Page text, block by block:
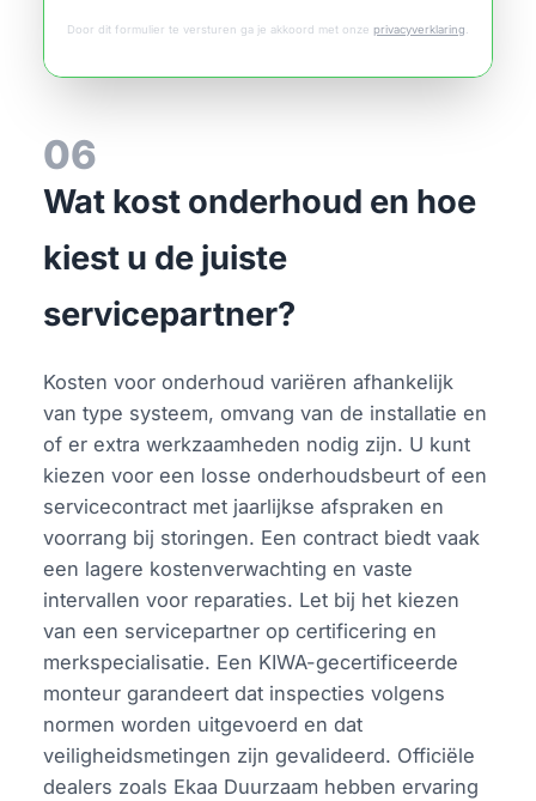
Door dit formulier te versturen ga je akkoord met onze privacyverklaring
06
Wat kost onderhoud en hoe
kiest u de juiste
servicepartner?
Kosten voor onderhoud variëren afhankelijk
van type systeem, omvang van de installatie en
of er extra werkzaamheden nodig zijn. U kunt
kiezen voor een losse onderhoudsbeurt of een
servicecontract met jaarlijkse afspraken en
voorrang bij storingen. Een contract biedt vaak
een lagere kostenverwachting en vaste
intervallen voor reparaties. Let bij het kiezen
van een servicepartner op certificering en
merkspecialisatie. Een KIWA-gecertificeerde
monteur garandeert dat inspecties volgens
normen worden uitgevoerd en dat
veiligheidsmetingen zijn gevalideerd. Officiële
dealers zoals Ekaa Duurzaam hebben ervaring